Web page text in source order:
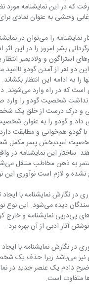
که در این نمایشنامه
به عنوان نمادی برای توصيف شخصيت‌ها اين
نوآوری در ساختار
بشر امروز را در
را به ادامه این انتظار
و لاکی و
شخصیت گودو را وارد
و درک درست از خلق یک
داد و گودو را به عنوان
تشکیل می‌دهند. ساختار این
و لازم است نوآوری این
کمتر در آثار
آثار ادبی از آن بهره برد.
در نگارش نمایشنامه با